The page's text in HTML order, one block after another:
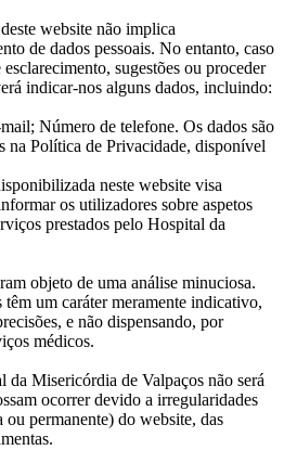
website não implica
de dados pessoais. No entanto, caso
sugestões ou proceder
indicar-nos alguns dados, incluindo:
Número de telefone. Os dados são
na Política de Privacidade, disponível
neste website visa
os utilizadores sobre aspetos
prestados pelo Hospital da
objeto de uma análise minuciosa.
um caráter meramente indicativo,
e não dispensando, por
médicos.
da Misericórdia de Valpaços não será
ocorrer devido a irregularidades
permanente) do website, das